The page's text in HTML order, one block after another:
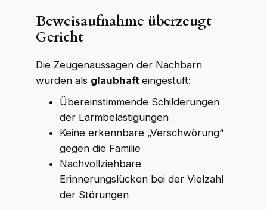
K R WKR Rechtsanwälte
Online · echte Anwälte, kein Callcenter
Beweisaufnahme überzeugt
Gericht
Die Zeugenaussagen der Nachbarn
wurden als glaubhaft eingestuft:
Übereinstimmende Schilderungen
der Lärmbelästigungen
Keine erkennbare „Verschwörung“
gegen die Familie
Nachvollziehbare
Erinnerungslücken bei der Vielzahl
der Störungen